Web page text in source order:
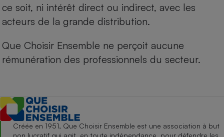
ce soit, ni intérêt direct ou indirect, avec les
acteurs de la grande distribution.
Que Choisir Ensemble ne perçoit aucune
rémunération des professionnels du secteur.
Créée en 1951, Que Choisir Ensemble est une association à but
non lucratif qui agit, en toute indépendance, pour défendre les